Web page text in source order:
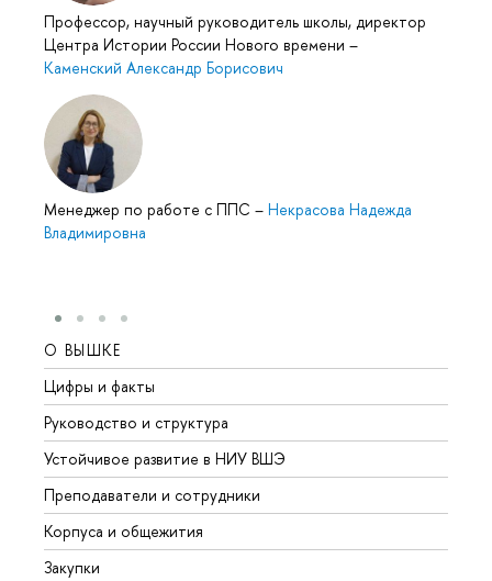
Профессор, научный руководитель школы, директор
Центра Истории России Нового времени –
Каменский Александр Борисович
Менеджер по работе с ППС – Некрасова Надежда
Владимировна
О ВЫШКЕ
Цифры и факты
Руководство и структура
Устойчивое развитие в НИУ ВШЭ
Преподаватели и сотрудники
Корпуса и общежития
Закупки